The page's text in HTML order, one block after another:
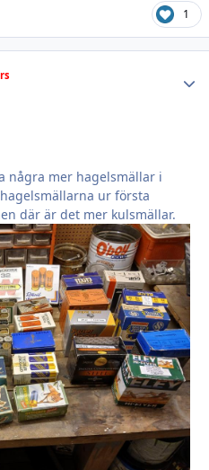
1
några mer hagelsmällar i
ur första
där är det mer kulsmällar.